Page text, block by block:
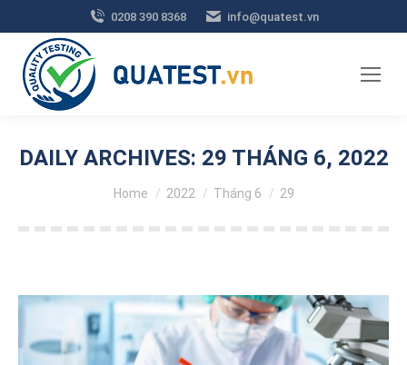
0208 390 8368 info@quatest.vn
DAILY ARCHIVES: 29 THÁNG 6, 2022
You are here:
Home 2022 Tháng 6 29